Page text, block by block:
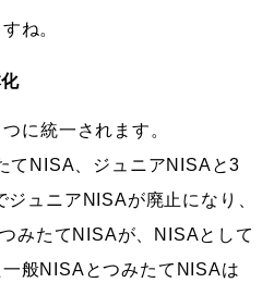
ね。
に統一されます。
てNISA、ジュニアNISAと3
ュニアNISAが廃止になり、
みたてNISAが、NISAとして
般NISAとつみたてNISAは